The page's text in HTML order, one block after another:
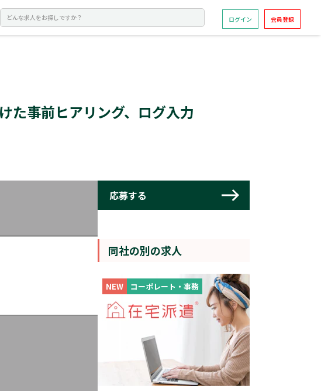
ログイン 会員登録
た事前ヒアリング、ログ入力
同社の別の求人
NEW コーポレート・事務